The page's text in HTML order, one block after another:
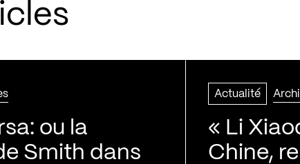
ou la
Smith dans
Actualité
« Li
Chine,